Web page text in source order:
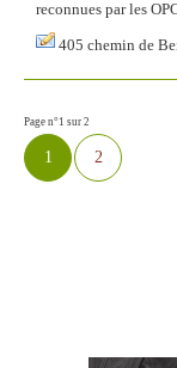
reconnues par les
405 chemin de
Page n°1 sur 2
1 2